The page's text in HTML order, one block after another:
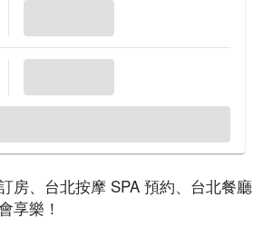
房、台北按摩 SPA 預約、台北餐廳
享樂！